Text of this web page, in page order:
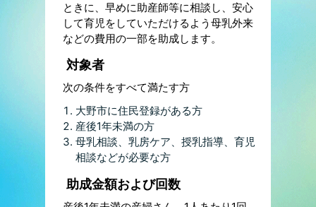
ときに、早めに助産師等に相談し、安心
して育児をしていただけるよう母乳外来
などの費用の一部を助成します。
対象者
次の条件をすべて満たす方
大野市に住民登録がある方
産後1年未満の方
母乳相談、乳房ケア、授乳指導、育児
相談などが必要な方
助成金額および回数